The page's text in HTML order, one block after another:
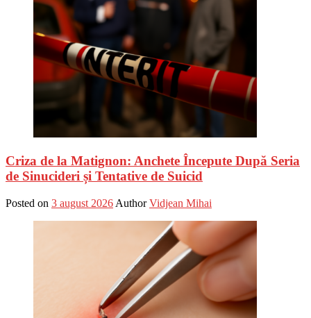
Criza de la Matignon: Anchete Începute După Seria
de Sinucideri și Tentative de Suicid
Posted on 3 august 2026 Author Vidjean Mihai